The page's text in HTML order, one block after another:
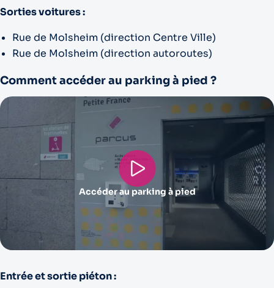
Sorties voitures :
Rue de Molsheim (direction Centre Ville)
Rue de Molsheim (direction autoroutes)
Comment accéder au parking à pied ?
Accéder au parking à pied
Entrée et sortie piéton :